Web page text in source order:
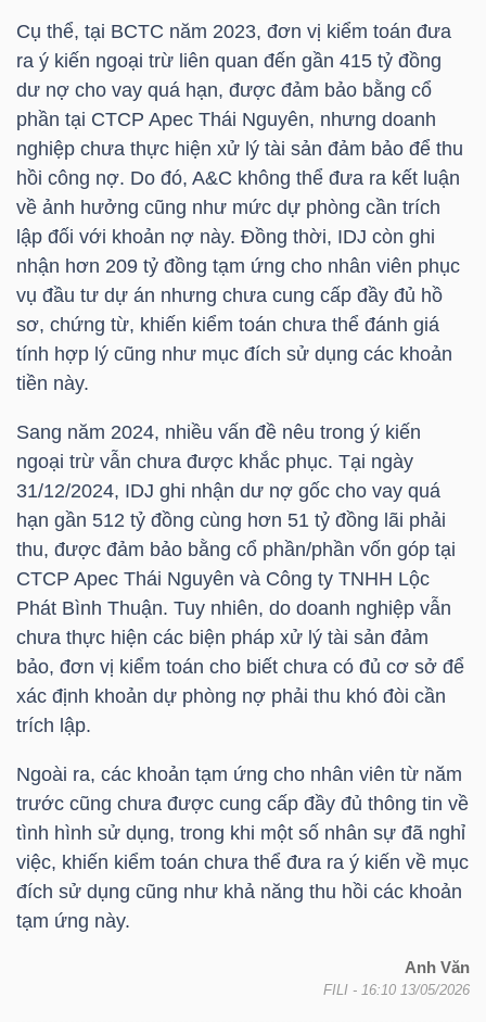
Cụ thể, tại BCTC năm 2023, đơn vị kiểm toán đưa
ra ý kiến ngoại trừ liên quan đến gần 415 tỷ đồng
dư nợ cho vay quá hạn, được đảm bảo bằng cổ
phần tại CTCP Apec Thái Nguyên, nhưng doanh
nghiệp chưa thực hiện xử lý tài sản đảm bảo để thu
hồi công nợ. Do đó, A&C không thể đưa ra kết luận
về ảnh hưởng cũng như mức dự phòng cần trích
lập đối với khoản nợ này. Đồng thời, IDJ còn ghi
nhận hơn 209 tỷ đồng tạm ứng cho nhân viên phục
vụ đầu tư dự án nhưng chưa cung cấp đầy đủ hồ
sơ, chứng từ, khiến kiểm toán chưa thể đánh giá
tính hợp lý cũng như mục đích sử dụng các khoản
tiền này.
Sang năm 2024, nhiều vấn đề nêu trong ý kiến
ngoại trừ vẫn chưa được khắc phục. Tại ngày
31/12/2024, IDJ ghi nhận dư nợ gốc cho vay quá
hạn gần 512 tỷ đồng cùng hơn 51 tỷ đồng lãi phải
thu, được đảm bảo bằng cổ phần/phần vốn góp tại
CTCP Apec Thái Nguyên và Công ty TNHH Lộc
Phát Bình Thuận. Tuy nhiên, do doanh nghiệp vẫn
chưa thực hiện các biện pháp xử lý tài sản đảm
bảo, đơn vị kiểm toán cho biết chưa có đủ cơ sở để
xác định khoản dự phòng nợ phải thu khó đòi cần
trích lập.
Ngoài ra, các khoản tạm ứng cho nhân viên từ năm
trước cũng chưa được cung cấp đầy đủ thông tin về
tình hình sử dụng, trong khi một số nhân sự đã nghỉ
việc, khiến kiểm toán chưa thể đưa ra ý kiến về mục
đích sử dụng cũng như khả năng thu hồi các khoản
tạm ứng này.
Anh Văn
FILI - 16:10 13/05/2026
THẾ
ĐÔNG
DƯƠNG
CHÍNH
NHÂN
PHÂN
TÍCH
VIETSTOCKFINANCE
VĨ
NGÀNH